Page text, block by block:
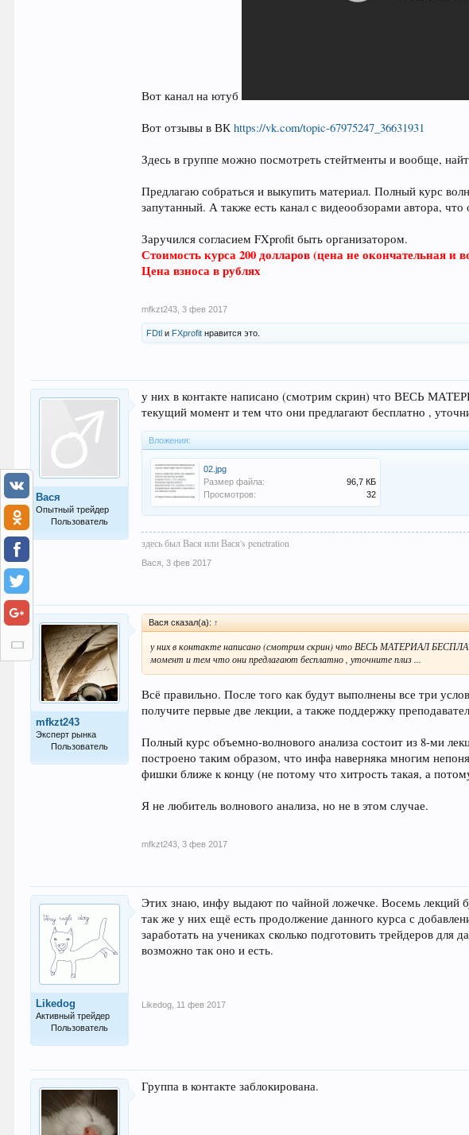
Вот канал на ютуб
Вот отзывы в ВКhttps://vk.com/topic-67975247_36631931
Здесь в группе можно посмотреть стейтменты и вообще,
Предлагаю собраться и выкупить материал. Полный курс
запутанный. А также есть канал с видеообзорами автора,
Заручился согласием FXprofit быть организатором.
Стоимость курса 200 долларов (цена не окончательная и
Цена взноса в рублях
mfkzt243 3 фев 2017
FDtl и FXprofit нравится это.
Вася
Опытный трейдер
Пользователь
у них в контакте написано (смотрим скрин) что ВЕСЬ
текущий момент и тем что они предлагают бесплатно ,
Вложения:
02.jpg
Размер файла:
96,7 КБ
Просмотров:
32
здесь был Вася или Вася's penetration
Вася 3 фев 2017
mfkzt243
Эксперт рынка
Пользователь
Вася сказал(а): ↑
у них в контакте написано (смотрим скрин) что ВЕСЬ МАТЕРИАЛ
момент и тем что они предлагают бесплатно , уточните плиз ...
Всё правильно. После того как будут выполнены все три
получите первые две лекции, а также поддержку
Полный курс объемно-волнового анализа состоит из 8-ми
построено таким образом, что инфа наверняка многим
фишки ближе к концу (не потому что хитрость такая, а
Я не любитель волнового анализа, но не в этом случае.
mfkzt243 3 фев 2017
Likedog
Активный трейдер
Пользователь
Этих знаю, инфу выдают по чайной ложечке. Восемь лекций
так же у них ещё есть продолжение данного курса с
заработать на учениках сколько подготовить трейдеров
возможно так оно и есть.
Likedog 11 фев 2017
Группа в контакте заблокирована.